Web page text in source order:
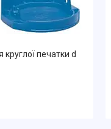
печатки d